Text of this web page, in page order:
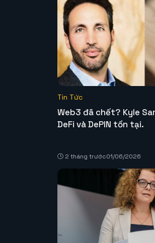
Tin Tức
Web3 đã chết? Kyle
DeFi và DePIN tồn tại.
2 tháng trước01/06/2026